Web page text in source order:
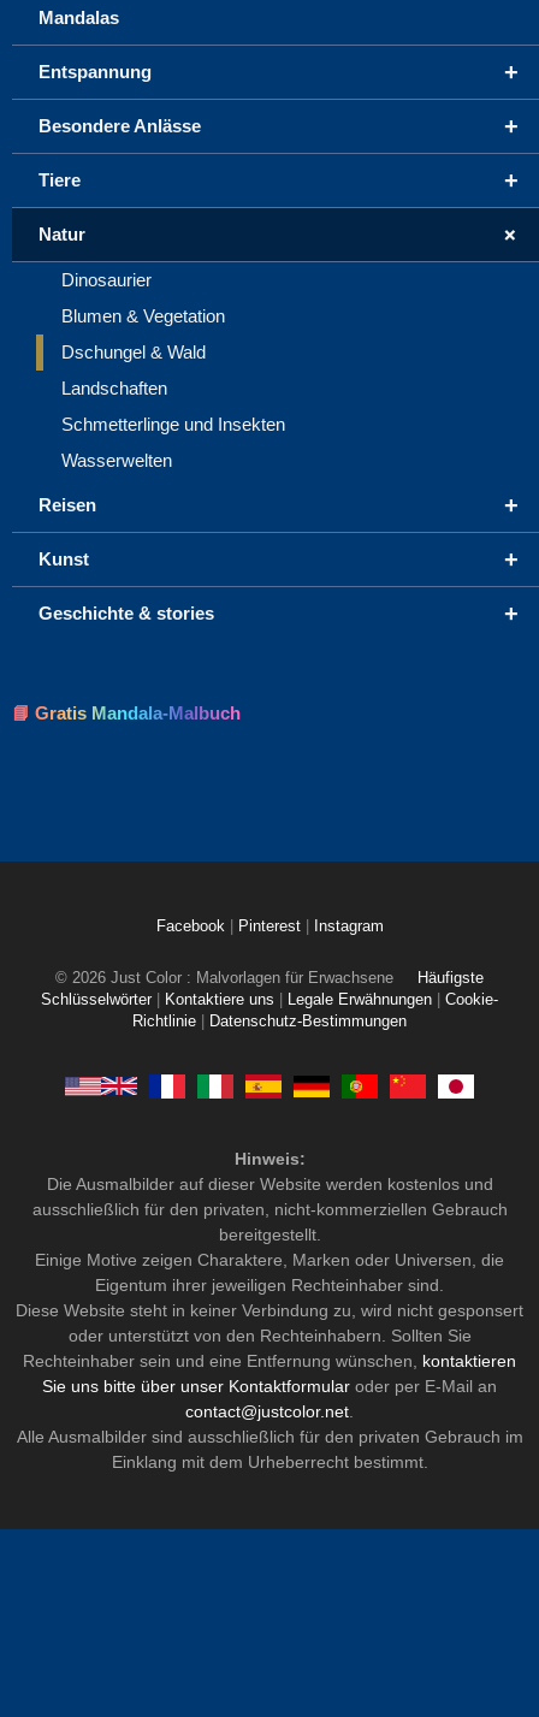
Mandalas
+
Entspannung
+
Besondere Anlässe
+
Tiere
+
Natur
Dinosaurier
Blumen & Vegetation
Dschungel & Wald
Landschaften
Schmetterlinge und Insekten
Wasserwelten
+
Reisen
+
Kunst
+
Geschichte & stories
📘 Gratis Mandala-Malbuch
Facebook Pinterest Instagram
© 2026 Just Color : Malvorlagen für Erwachsene
Häufigste
Schlüsselwörter
Kontaktiere uns Legale Erwähnungen
Cookie-
Richtlinie
Datenschutz-Bestimmungen
Hinweis:
Die Ausmalbilder auf dieser Website werden kostenlos und
ausschließlich für den privaten, nicht-kommerziellen Gebrauch
bereitgestellt.
Einige Motive zeigen Charaktere, Marken oder Universen, die
Eigentum ihrer jeweiligen Rechteinhaber sind.
Diese Website steht in keiner Verbindung zu, wird nicht gesponsert
oder unterstützt von den Rechteinhabern. Sollten Sie
Rechteinhaber sein und eine Entfernung wünschen, kontaktieren
Sie uns bitte über unser Kontaktformular oder per E-Mail an
contact@justcolor.net
Alle Ausmalbilder sind ausschließlich für den privaten Gebrauch im
Einklang mit dem Urheberrecht bestimmt.